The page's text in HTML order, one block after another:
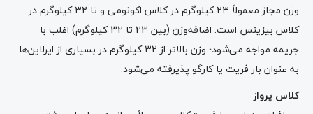
وزن مجاز معمولاً ۲۳ کیلوگرم در کلاس اکونومی و تا ۳۲ کیلوگرم در
کلاس بیزینس است. اضافه‌وزن (بین 23 تا 32 کیلوگرم) اغلب با
جریمه مواجه می‌شود؛ وزن بالاتر از 32 کیلوگرم در بسیاری از ایرلاین‌ها
به عنوان بار فریت یا کارگو پذیرفته می‌شود.
کلاس پرواز